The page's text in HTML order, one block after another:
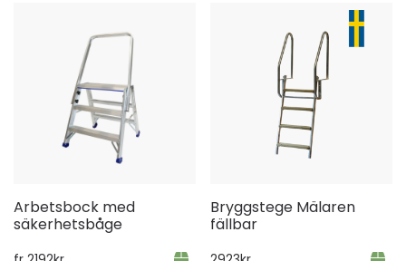
Arbetsbock med
säkerhetsbåge
Bryggstege Mälaren
fällbar